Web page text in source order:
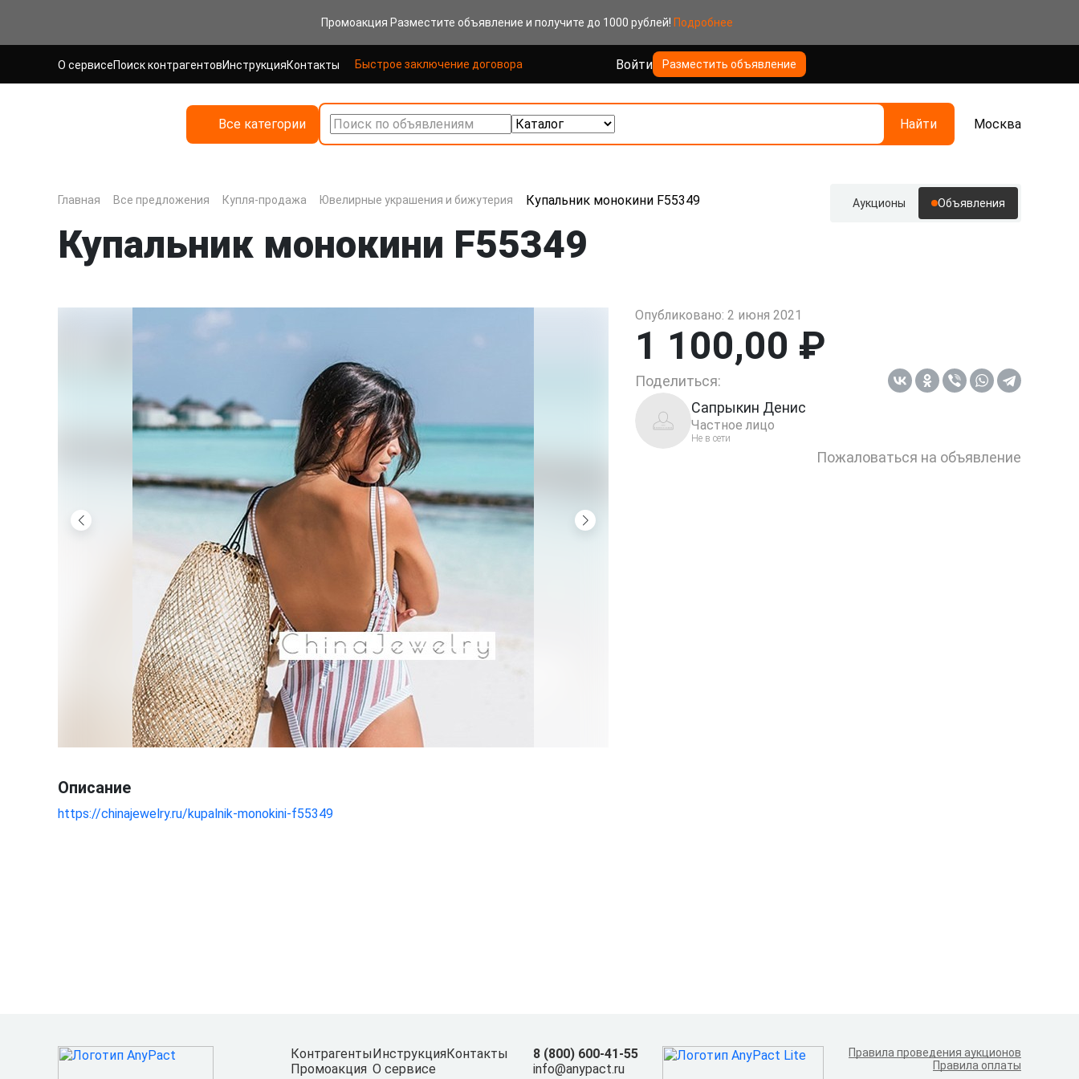
Промоакция Разместите объявление и получите до 1000 рублей! Подробнее
О сервисеПоиск контрагентовИнструкцияКонтакты Быстрое заключение договора Войти Разместить объявление
Все категории Поиск по объявлениям Найти Москва
Главная Все предложения Купля-продажа Ювелирные украшения и бижутерия Купальник монокини F55349 Аукционы Объявления
Купальник монокини F55349
Опубликовано: 2 июня 2021
1 100,00 ₽
Поделиться:
Сапрыкин Денис
Частное лицо
Не в сети
Пожаловаться на объявление
Описание
https://chinajewelry.ru/kupalnik-monokini-f55349
Контрагенты
Промоакция
Инструкция
О сервисе
Контакты
8 (800) 600-41-55
info@anypact.ru
Правила проведения аукционов
Правила оплаты